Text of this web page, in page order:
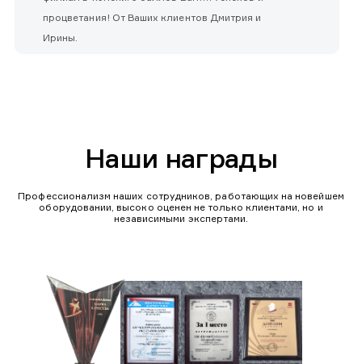
процветания! От Ваших клиентов Дмитрия и
Ирины.
Наши награды
Профессионализм наших сотрудников, работающих на новейшем
оборудовании, высоко оценен не только клиентами, но и
независимыми экспертами.